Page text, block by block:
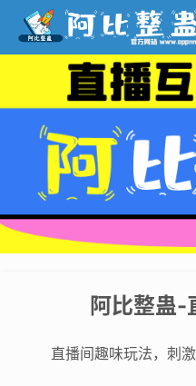
阿比整蛊-
直播间趣味玩法，刺